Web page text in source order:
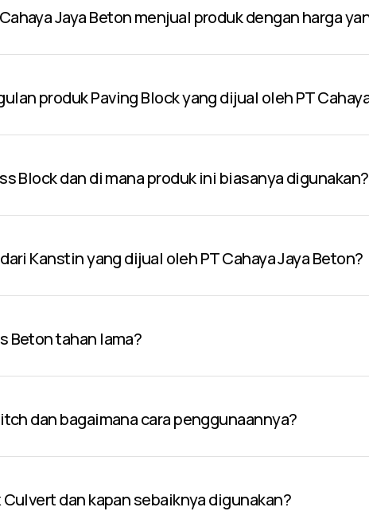
Jaya Beton menjual produk dengan harga
produk Paving Block yang dijual oleh PT
Block dan di mana produk ini biasanya digunakan?
Kanstin yang dijual oleh PT Cahaya Jaya Beton?
Beton tahan lama?
dan bagaimana cara penggunaannya?
Culvert dan kapan sebaiknya digunakan?